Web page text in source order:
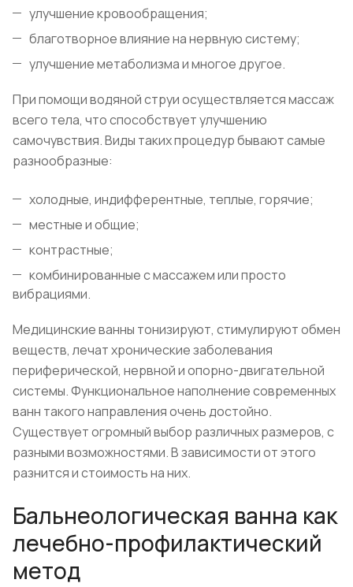
улучшение кровообращения;
благотворное влияние на нервную систему;
улучшение метаболизма и многое другое.
При помощи водяной струи осуществляется массаж
всего тела, что способствует улучшению
самочувствия. Виды таких процедур бывают самые
разнообразные:
холодные, индифферентные, теплые, горячие;
местные и общие;
контрастные;
комбинированные с массажем или просто
вибрациями.
Медицинские ванны тонизируют, стимулируют обмен
веществ, лечат хронические заболевания
периферической, нервной и опорно-двигательной
системы. Функциональное наполнение современных
ванн такого направления очень достойно.
Существует огромный выбор различных размеров, с
разными возможностями. В зависимости от этого
разнится и стоимость на них.
Бальнеологическая ванна как
лечебно-профилактический
метод